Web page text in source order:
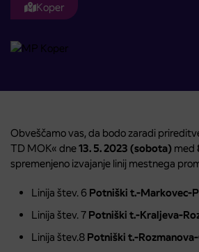
Koper
Obveščamo vas, da bodo zaradi
TD MOK« dne13. 5. 2023 (sobota) med
spremenjeno izvajanje linij mestnega
Linija štev. 6 Potniški t.-Markovec-
Linija štev. 7 Potniški t.-Kraljeva-
Linija štev.8 Potniški t.-